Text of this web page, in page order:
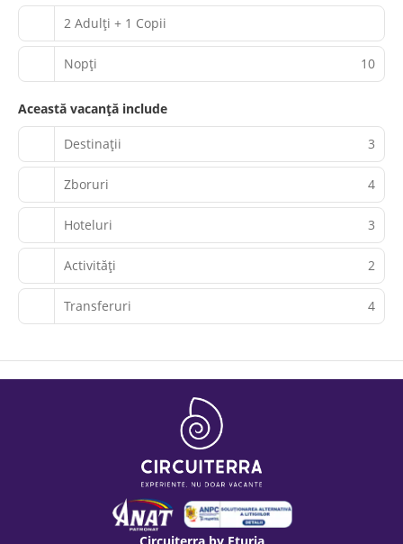
2 Adulți + 1 Copii
Nopţi 10
Această vacanță include
Destinații 3
Zboruri 4
Hoteluri 3
Activităţi 2
Transferuri 4